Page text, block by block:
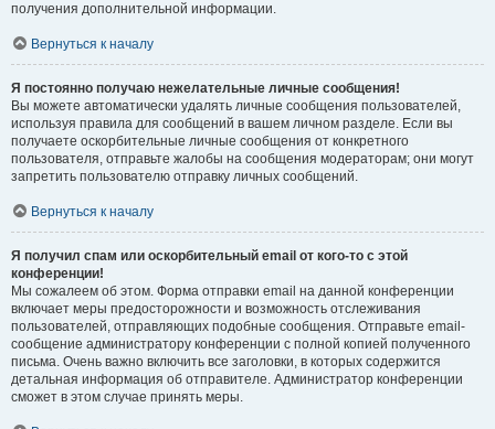
получения дополнительной информации.
Вернуться к началу
Я постоянно получаю нежелательные личные сообщения!
Вы можете автоматически удалять личные сообщения пользователей,
используя правила для сообщений в вашем личном разделе. Если вы
получаете оскорбительные личные сообщения от конкретного
пользователя, отправьте жалобы на сообщения модераторам; они могут
запретить пользователю отправку личных сообщений.
Вернуться к началу
Я получил спам или оскорбительный email от кого-то с этой
конференции!
Мы сожалеем об этом. Форма отправки email на данной конференции
включает меры предосторожности и возможность отслеживания
пользователей, отправляющих подобные сообщения. Отправьте email-
сообщение администратору конференции с полной копией полученного
письма. Очень важно включить все заголовки, в которых содержится
детальная информация об отправителе. Администратор конференции
сможет в этом случае принять меры.